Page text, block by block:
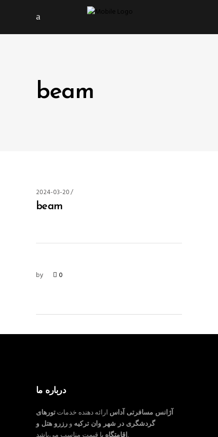
beam
2024-03-20
beam
by 0
درباره ما
آژانس مسافرتی آداس ارائه دهنده خدماتتورهای
گردشگری در شهر وان ترکیه ورزرو هتل و